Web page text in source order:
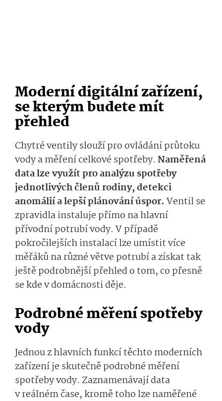
Moderní digitální zařízení,
se kterým budete mít
přehled
Chytré ventily slouží pro ovládání průtoku
vody a měření celkové spotřeby. Naměřená
data lze využít pro analýzu spotřeby
jednotlivých členů rodiny, detekci
anomálií a lepší plánování úspor. Ventil se
zpravidla instaluje přímo na hlavní
přívodní potrubí vody. V případě
pokročilejších instalací lze umístit více
měřáků na různé větve potrubí a získat tak
ještě podrobnější přehled o tom, co přesně
se kde v domácnosti děje.
Podrobné měření spotřeby
vody
Jednou z hlavních funkcí těchto moderních
zařízení je skutečně podrobné měření
spotřeby vody. Zaznamenávají data
v reálném čase, kromě toho lze naměřené